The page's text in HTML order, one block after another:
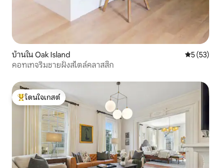
บ้านใน Oak Island คะแนนเฉลี่
5 (53)
คอทเทจริมชายฝั่งสไตล์คลาสสิก
โดนใจเกสต์ที่สุด
โดนใจเกสต์